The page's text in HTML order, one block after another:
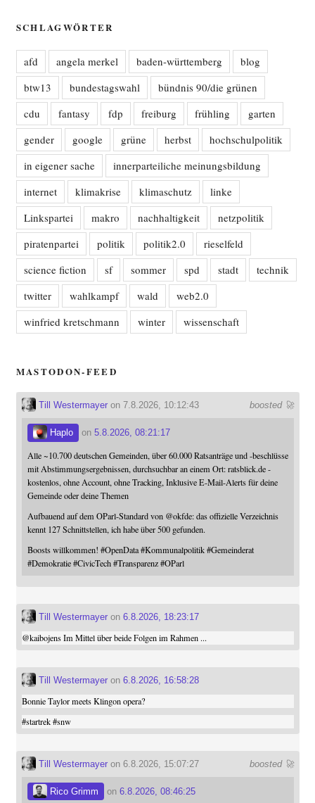
SCHLAGWÖRTER
afd angela merkel baden-württemberg
blog
btw13
bundestagswahl
bündnis 90/die grünen
cdu
fantasy fdp freiburg frühling
garten
gender
google grüne herbst
hochschulpolitik
in eigener sache
innerparteiliche meinungsbildung
internet
klimakrise klimaschutz
linke
Linkspartei
makro nachhaltigkeit
netzpolitik
piratenpartei
politik politik2.0
rieselfeld
science fiction
sf sommer spd stadt
technik
twitter
wahlkampf wald
web2.0
winfried kretschmann
winter wissenschaft
MASTODON-FEED
boosted 🚀
Till Westermayeron 7.8.2026, 10:12:43
Haplo on 5.8.2026, 08:21:17
Alle ~10.700 deutschen Gemeinden, über 60.000 Ratsanträge und -beschlüsse
mit Abstimmungsergebnissen, durchsuchbar an einem Ort: ratsblick.de -
kostenlos, ohne Account, ohne Tracking, Inklusive E-Mail-Alerts für deine
Gemeinde oder deine Themen
Aufbauend auf dem OParl-Standard von @okfde: das offizielle Verzeichnis
kennt 127 Schnittstellen, ich habe über 500 gefunden.
Boosts willkommen! #OpenData #Kommunalpolitik #Gemeinderat
#Demokratie #CivicTech #Transparenz #OParl
Till Westermayeron 6.8.2026, 18:23:17
@kaibojensIm Mittel über beide Folgen im Rahmen ...
Till Westermayeron 6.8.2026, 16:58:28
Bonnie Taylor meets Klingon opera?
#startrek #snw
boosted 🚀
Till Westermayeron 6.8.2026, 15:07:27
Rico Grimm on 6.8.2026, 08:46:25